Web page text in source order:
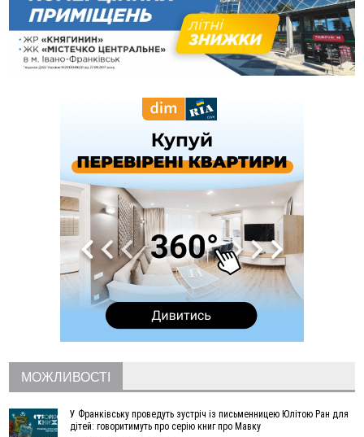
19:52
У Франківську вперше прооперували немовля без
відкритої операції
18:42
На лінії зіткнення загинув керівник пошукового загону
"Плацдарм" Олексій Юков
СБС за дві доби уразили 13 енергооб'єктів на окупованих
Українці подали рекордну кількість заяв до університетів.
Які спеціальності обирають
Зарплати на Прикарпатті за місяць зросли на 10%, але до
середньої по Україні ще далеко
Франківець, який стріляв біля АЗС, вийшов під заставу та
був повторно затриманий
Прикарпатець прийшов у Пенсійний та заявив поліції про
гранату, бо йому не нарахували пенсію
У Болгарії затримали прикарпатця, який виготовляв
наркотики для міжнародного синдикату
Стефанішина отримала нову підозру. Їй обирають
запобіжний захід
«Пілот з Лондона» видурив у жительки Коломийщини
13:13
У четвер на Прикарпатті очікується сильна спека до 39°
13:00
На Снятинщині спіймали чоловіка, який зливав з цистерни
у полі невідому речовину
12:29
У МОЗ змінили підхід до госпіталізації та оновили правила
МОЖЛИВОСТІ
У Франківську проведуть зустріч із письменницею Юлітою Ран для
дітей: говоритимуть про серію книг про Мавку